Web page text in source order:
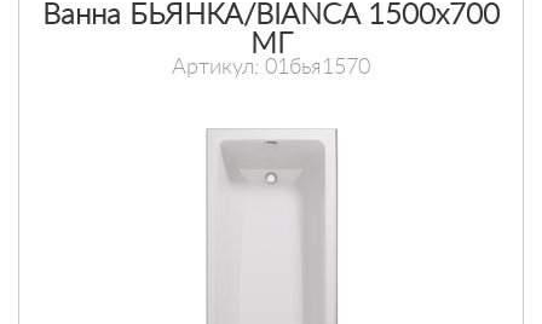
Ванна БЬЯНКА/BIANCA 1500х700
МГ
Артикул: 01бья1570